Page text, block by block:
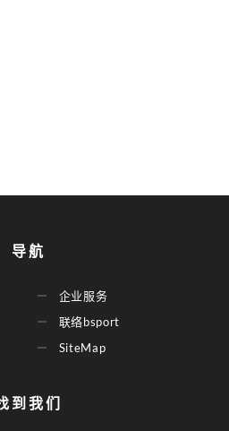
导航
企业服务
联络bsport
SiteMap
到我们